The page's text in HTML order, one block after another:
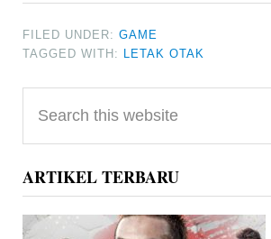
FILED UNDER:GAME
TAGGED WITH: LETAK OTAK
Primary
Sidebar
this
website
ARTIKEL TERBARU